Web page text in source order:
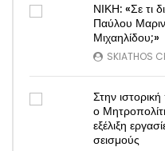
ΝΙΚΗ: «Σε τι
Παύλου
Μιχαηλίδου;»
SKIATHOS
Στην
ο
εξέλιξη
σεισμούς